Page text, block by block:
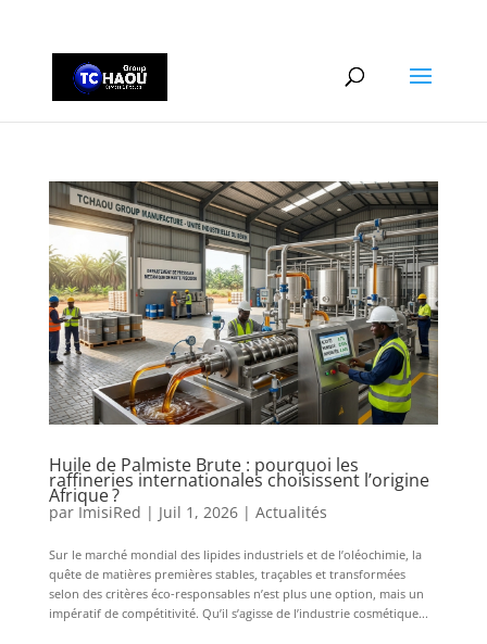
Huile de Palmiste Brute : pourquoi les
raffineries internationales choisissent l’origine
Afrique ?
par ImisiRed | Juil 1, 2026| Actualités
Sur le marché mondial des lipides industriels et de l’oléochimie, la
quête de matières premières stables, traçables et transformées
selon des critères éco-responsables n’est plus une option, mais un
impératif de compétitivité. Qu’il s’agisse de l’industrie cosmétique...